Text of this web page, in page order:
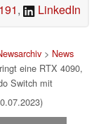
, LinkedIn
> News
eine RTX 4090,
Switch mit